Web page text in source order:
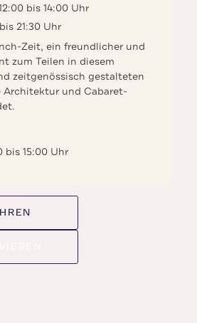
bis 14:00 Uhr
21:30 Uhr
Zeit, ein freundlicher und
zum Teilen in diesem
zeitgenössisch gestalteten
Architektur und Cabaret-
bis 15:00 Uhr